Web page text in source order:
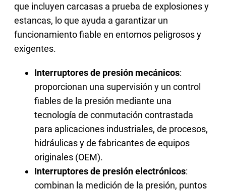
que incluyen carcasas a prueba de explosiones y
estancas, lo que ayuda a garantizar un
funcionamiento fiable en entornos peligrosos y
exigentes.
Interruptores de presión mecánicos:
proporcionan una supervisión y un control
fiables de la presión mediante una
tecnología de conmutación contrastada
para aplicaciones industriales, de procesos,
hidráulicas y de fabricantes de equipos
originales (OEM).
Interruptores de presión electrónicos:
combinan la medición de la presión, puntos